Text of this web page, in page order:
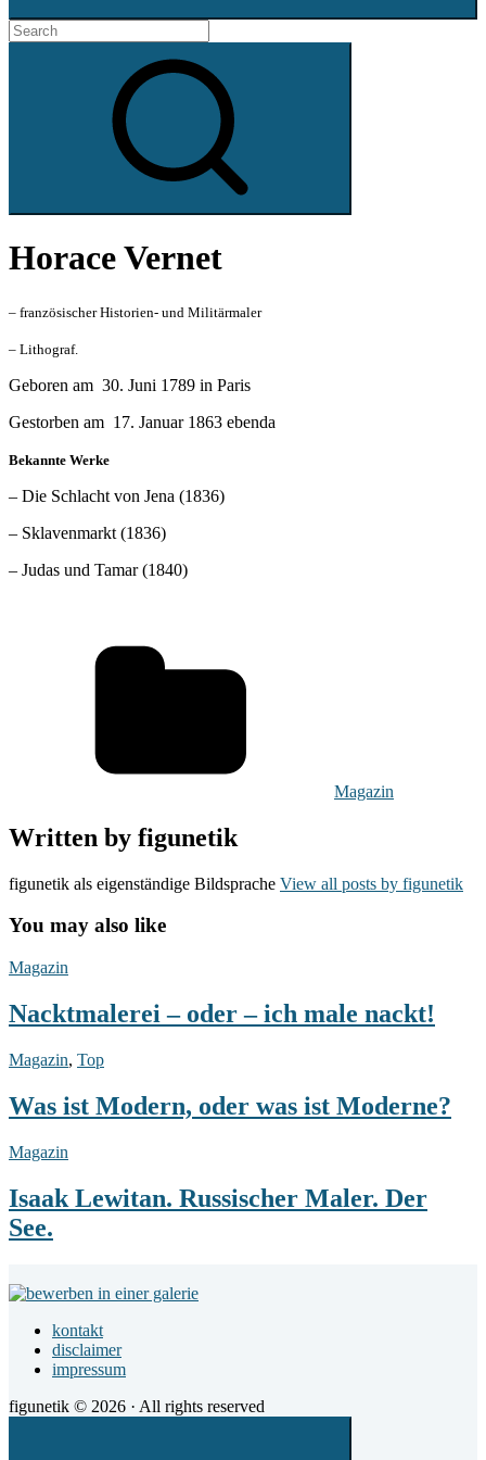
Search
for:
Horace Vernet
– französischer Historien- und Militärmaler
– Lithograf.
Geboren am 30. Juni 1789 in Paris
Gestorben am 17. Januar 1863 ebenda
Bekannte Werke
– Die Schlacht von Jena (1836)
– Sklavenmarkt (1836)
– Judas und Tamar (1840)
Magazin
Written by figunetik
figunetik als eigenständige Bildsprache View all posts by figunetik
You may also like
Nacktmalerei
oder
–
male
Magazin
Nacktmalerei – oder – ich male nackt!
Was
Modern,
oder
ist
Magazin, Top
Was ist Modern, oder was ist Moderne?
Isaak
Russischer
Maler.
Der
Magazin
Isaak Lewitan. Russischer Maler. Der
See.
Footer
Widget
Areakontakt
disclaimer
impressum
figunetik © 2026 · All rights reserved